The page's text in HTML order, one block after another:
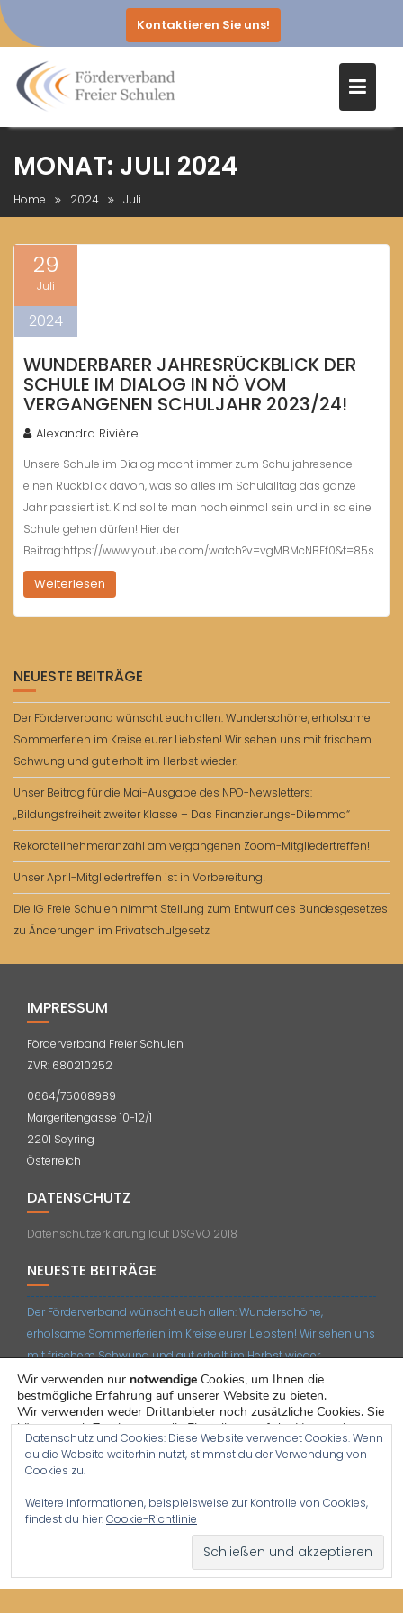
content
Kontaktieren Sie uns!
MONAT: JULI 2024
Home 2024 Juli
29
Juli
2024
WUNDERBARER JAHRESRÜCKBLICK DER
SCHULE IM DIALOG IN NÖ VOM
VERGANGENEN SCHULJAHR 2023/24!
Alexandra Rivière
Unsere Schule im Dialog macht immer zum Schuljahresende
einen Rückblick davon, was so alles im Schulalltag das ganze
Jahr passiert ist. Kind sollte man noch einmal sein und in so eine
Schule gehen dürfen! Hier der
Beitrag:https://www.youtube.com/watch?v=vgMBMcNBFf0&t=85s
Weiterlesen
NEUESTE BEITRÄGE
Der Förderverband wünscht euch allen: Wunderschöne, erholsame
Sommerferien im Kreise eurer Liebsten! Wir sehen uns mit frischem
Schwung und gut erholt im Herbst wieder.
Unser Beitrag für die Mai-Ausgabe des NPO-Newsletters:
„Bildungsfreiheit zweiter Klasse – Das Finanzierungs-Dilemma“
Rekordteilnehmeranzahl am vergangenen Zoom-Mitgliedertreffen!
Unser April-Mitgliedertreffen ist in Vorbereitung!
Die IG Freie Schulen nimmt Stellung zum Entwurf des Bundesgesetzes
zu Änderungen im Privatschulgesetz
IMPRESSUM
Förderverband Freier Schulen
ZVR: 680210252
0664/75008989
Margeritengasse 10-12/1
2201 Seyring
Österreich
DATENSCHUTZ
Datenschutzerklärung laut DSGVO 2018
NEUESTE BEITRÄGE
Der Förderverband wünscht euch allen: Wunderschöne,
erholsame Sommerferien im Kreise eurer Liebsten! Wir sehen uns
mit frischem Schwung und gut erholt im Herbst wieder.
Unser Beitrag für die Mai-Ausgabe des NPO-Newsletters:
„Bildungsfreiheit zweiter Klasse – Das Finanzierungs-Dilemma“
Rekordteilnehmeranzahl am vergangenen Zoom-
Mitgliedertreffen!
Die IG Freie Schulen nimmt Stellung zum Entwurf des
Bundesgesetzes zu Änderungen im Privatschulgesetz
Wir verwenden nur notwendige Cookies, um Ihnen die
bestmögliche Erfahrung auf unserer Website zu bieten.
Wir verwenden weder Drittanbieter noch zusätzliche Cookies. Sie
können nach Zustimmung die Einstellung auf der Hauptseite
jederzeit über das kleine, freischwebende Zahnrad-Icon links
unten ändern.
Cookies wir verwenden, oder sie deaktivieren.
Datenschutz und Cookies: Diese Website verwendet Cookies. Wenn
du die Website weiterhin nutzt, stimmst du der Verwendung von
Cookies zu.
Weitere Informationen, beispielsweise zur Kontrolle von Cookies,
findest du hier:Cookie-Richtlinie